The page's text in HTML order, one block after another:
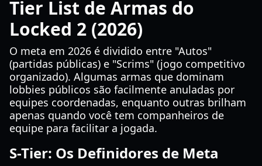
Tier List de Armas do
Locked 2 (2026)
O meta em 2026 é dividido entre "Autos"
(partidas públicas) e "Scrims" (jogo competitivo
organizado). Algumas armas que dominam
lobbies públicos são facilmente anuladas por
equipes coordenadas, enquanto outras brilham
apenas quando você tem companheiros de
equipe para facilitar a jogada.
S-Tier: Os Definidores de Meta